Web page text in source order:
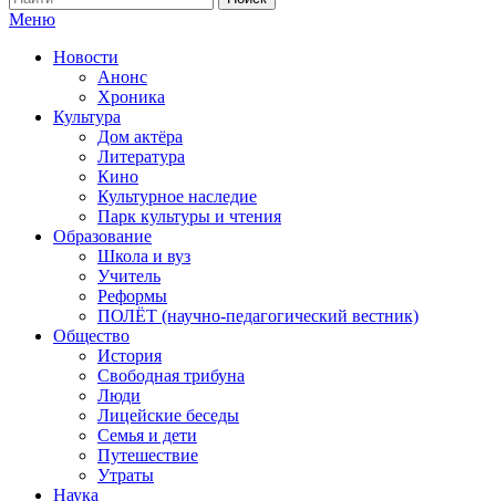
Меню
Новости
Анонс
Хроника
Культура
Дом актёра
Литература
Кино
Культурное наследие
Парк культуры и чтения
Образование
Школа и вуз
Учитель
Реформы
ПОЛЁТ (научно-педагогический вестник)
Общество
История
Свободная трибуна
Люди
Лицейские беседы
Семья и дети
Путешествие
Утраты
Наука